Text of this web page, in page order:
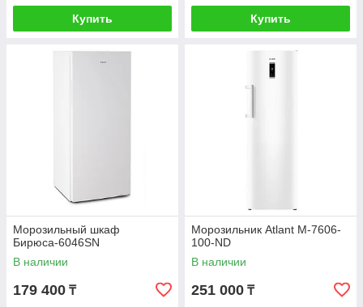
Купить Купить
Морозильный шкаф
Бирюса-6046SN
В наличии
179 400 ₸
Морозильник Atlant М-7606-
100-ND
В наличии
251 000 ₸